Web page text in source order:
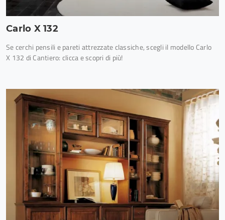
Carlo X 132
Se cerchi pensili e pareti attrezzate classiche, scegli il modello Carlo
X 132 di Cantiero: clicca e scopri di più!